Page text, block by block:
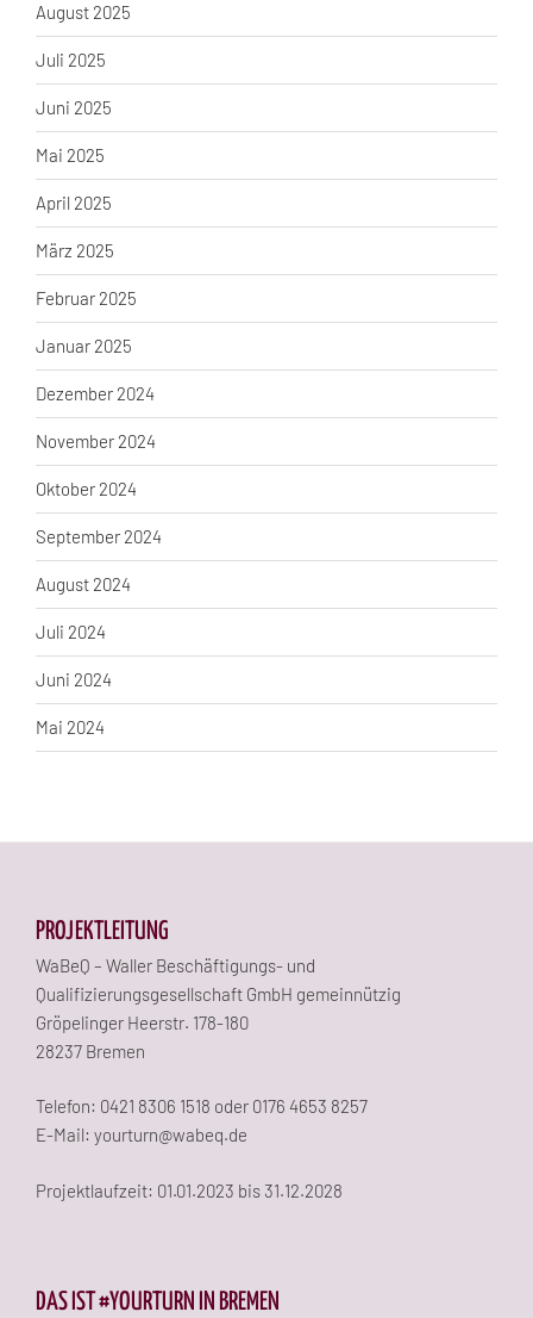
August 2025
Juli 2025
Juni 2025
Mai 2025
April 2025
März 2025
Februar 2025
Januar 2025
Dezember 2024
November 2024
Oktober 2024
September 2024
August 2024
Juli 2024
Juni 2024
Mai 2024
PROJEKTLEITUNG
WaBeQ – Waller Beschäftigungs- und
Qualifizierungsgesellschaft GmbH gemeinnützig
Gröpelinger Heerstr. 178-180
28237 Bremen
Telefon: 0421 8306 1518 oder 0176 4653 8257
E-Mail: yourturn@wabeq.de
Projektlaufzeit: 01.01.2023 bis 31.12.2028
DAS IST #YOURTURN IN BREMEN